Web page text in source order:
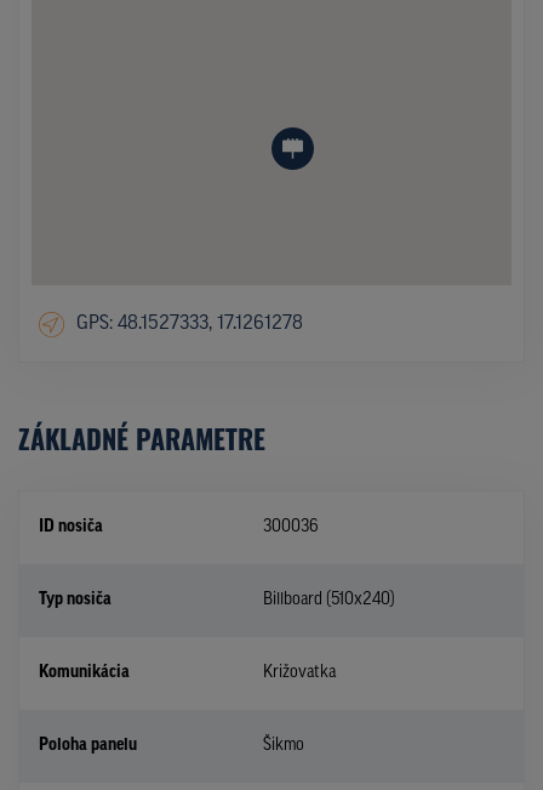
GPS: 48.1527333, 17.1261278
ZÁKLADNÉ PARAMETRE
ID nosiča 300036
Typ nosiča Billboard (510x240)
Komunikácia Križovatka
Poloha panelu Šikmo